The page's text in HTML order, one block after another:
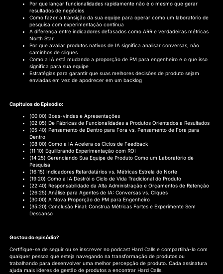
Por que lançar funcionalidades rapidamente não é o mesmo que gerar
resultados de negócios
Como fazer a transição da sua equipe para operar como um laboratório de
pesquisa com experimentação contínua
A diferença entre indicadores defasados como ARR e verdadeiras métricas
North Star
Por que avaliar produtos nativos de IA significa analisar conversas, não
caminhos de cliques
Como a IA está mudando a proporção de PM para engenheiro e o que isso
significa para sua equipe
Estratégias para garantir que suas melhores decisões de produto sejam
enviadas em vez de apodrecer em um backlog
Capítulos do Episódio:
(00:00) Boas-vindas e Apresentações
(02:05) De Fábricas de Funcionalidades a Produtos Orientados a Resultados
(05:40) Pensamento de Dentro para Fora vs. Pensamento de Fora para
Dentro
(08:00) Como a IA Acelera os Ciclos de Feedback
(11:10) Equilibrando Experimentação com ROI
(14:25) Gerenciando Sua Equipe de Produto Como um Laboratório de
Pesquisa
(16:15) Indicadores Retardatários vs. Métricas Estrela do Norte
(19:20) Como a IA Destrói o Ciclo de Vida Tradicional do Produto
(22:40) Responsabilidade da Alta Administração e Orçamentos de Retenção
(26:25) Análise para Agentes de IA: Conversas vs. Cliques
(30:00) A Nova Proporção de PM para Engenheiro
(35:20) Conclusão Final: Construa Métricas Fortes e Experimente Sem
Descanso
Gostou do episódio?
Certifique-se de seguir ou se inscrever no podcast Hard Calls e compartilhá-lo com
qualquer pessoa que esteja navegando na transformação de produtos ou
trabalhando para desenvolver uma melhor percepção de produto. Cada assinatura
ajuda mais líderes de gestão de produtos a encontrar Hard Calls.